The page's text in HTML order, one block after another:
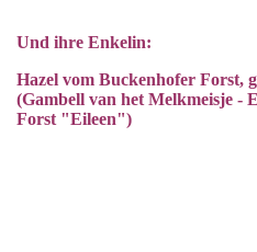
Und ihre Enkelin:
Hazel vom Buckenhofer Forst,
(Gambell van het Melkmeisje -
Forst "Eileen")